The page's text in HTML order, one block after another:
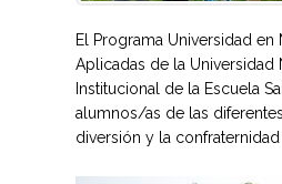
El Programa Universidad
Aplicadas de la
Institucional de la Escuela
alumnos/as de las
diversión y la